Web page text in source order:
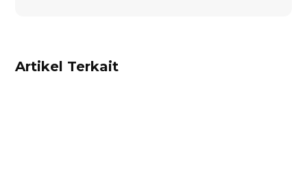
Artikel Terkait